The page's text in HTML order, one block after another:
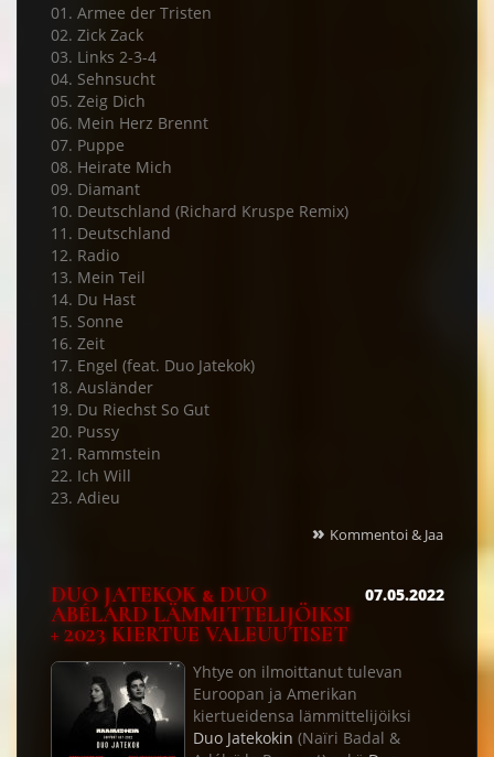
01. Armee der Tristen
02. Zick Zack
03. Links 2-3-4
04. Sehnsucht
05. Zeig Dich
06. Mein Herz Brennt
07. Puppe
08. Heirate Mich
09. Diamant
10. Deutschland (Richard Kruspe Remix)
11. Deutschland
12. Radio
13. Mein Teil
14. Du Hast
15. Sonne
16. Zeit
17. Engel (feat. Duo Jatekok)
18. Ausländer
19. Du Riechst So Gut
20. Pussy
21. Rammstein
22. Ich Will
23. Adieu
» Kommentoi & Jaa
DUO JATEKOK & DUO
ABÉLARD LÄMMITTELIJÖIKSI
+ 2023 KIERTUE VALEUUTISET
07.05.2022
Yhtye on ilmoittanut tulevan
Euroopan ja Amerikan
kiertueidensa lämmittelijöiksi
Duo Jatekokin (Naïri Badal &